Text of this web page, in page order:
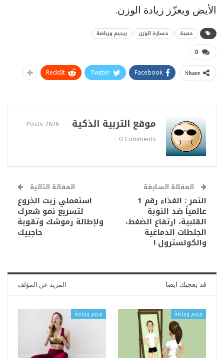
الأيض ويعزّز زيادة الوزن.
حمية خسارة الوزن ريجيم ورياضة
0
Share
Facebook
Twitter
ReddIt
موقع التربية الذكية
2626 Posts
0 Comments
المقالة السابقة
التمر : الغذاء رقم 1
عالمياً ضد النوبة
القلبية، ارتفاع الضغط،
الجلطات الدماغية
والكولسترول !
المقالة التالية
استعملي زيت الخروع
لتسريع نمو شعرك
ولإطالة رموشك وتقوية
حاجبيك
قد يعجبك ايضا المزيد عن المؤلف
ريجيم ورياضة ريجيم ورياضة